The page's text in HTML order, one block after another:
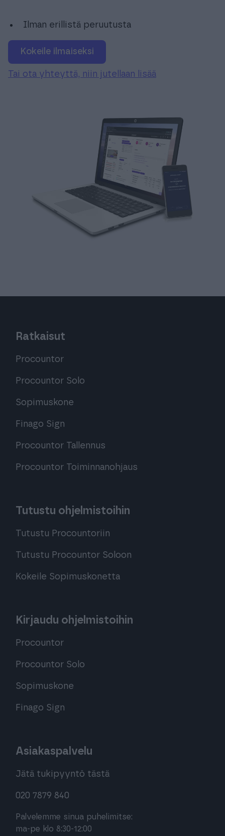
Ilman erillistä peruutusta
Kokeile ilmaiseksi
Tai ota yhteyttä, niin jutellaan lisää
Ratkaisut
Procountor
Procountor Solo
Sopimuskone
Finago Sign
Procountor Tallennus
Procountor Toiminnanohjaus
Tutustu ohjelmistoihin
Tutustu Procountoriin
Tutustu Procountor Soloon
Kokeile Sopimuskonetta
Kirjaudu ohjelmistoihin
Procountor
Procountor Solo
Sopimuskone
Finago Sign
Asiakaspalvelu
Jätä tukipyyntö tästä
020 7879 840
Palvelemme sinua puhelimitse:
ma-pe klo 8:30-12:00